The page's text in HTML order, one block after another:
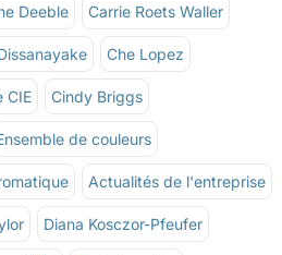
Deeble Carrie Roets Waller
Che Lopez
CIE Cindy Briggs
de couleurs
Actualités de l'entreprise
Diana Kosczor-Pfeufer